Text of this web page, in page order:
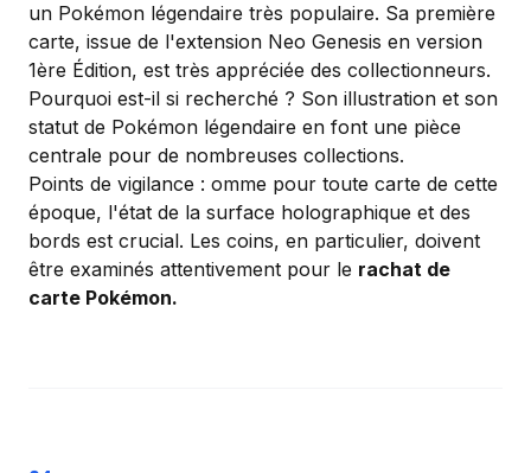
un Pokémon légendaire très populaire. Sa première
carte, issue de l'extension Neo Genesis en version
1ère Édition, est très appréciée des collectionneurs.
Pourquoi est-il si recherché ? Son illustration et son
statut de Pokémon légendaire en font une pièce
centrale pour de nombreuses collections.
Points de vigilance : omme pour toute carte de cette
époque, l'état de la surface holographique et des
bords est crucial. Les coins, en particulier, doivent
être examinés attentivement pour le rachat de
carte Pokémon.